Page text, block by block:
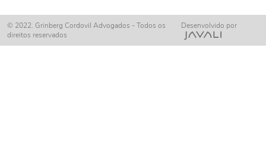
© 2022. Grinberg Cordovil Advogados - Todos os
direitos reservados
Desenvolvido por